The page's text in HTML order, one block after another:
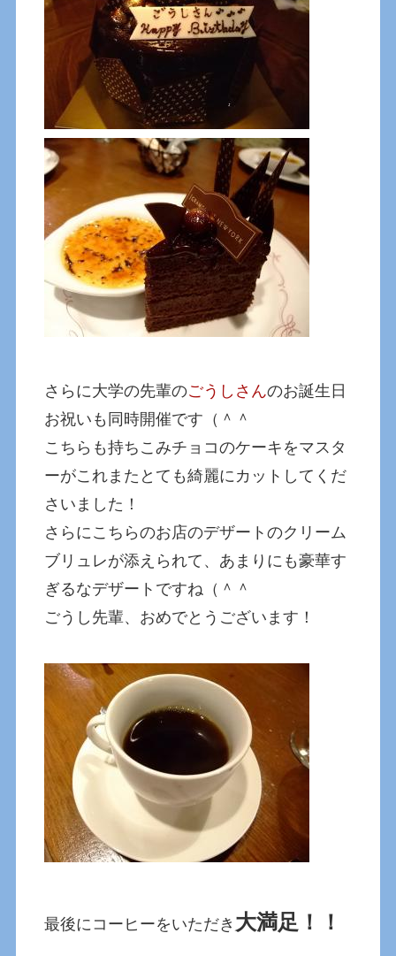
さらに大学の先輩のごうしさんのお誕生日
お祝いも同時開催です（＾＾
こちらも持ちこみチョコのケーキをマスタ
ーがこれまたとても綺麗にカットしてくだ
さいました！
さらにこちらのお店のデザートのクリーム
ブリュレが添えられて、あまりにも豪華す
ぎるなデザートですね（＾＾
ごうし先輩、おめでとうございます！
最後にコーヒーをいただき 大満足！！